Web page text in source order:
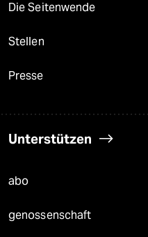
Die Seitenwende
Stellen
Presse
Unterstützen
abo
genossenschaft